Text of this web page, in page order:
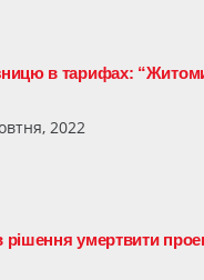
в тарифах:
2022
рішення умертвити